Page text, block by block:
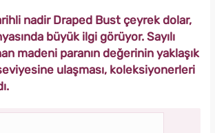
nadir Draped Bust çeyrek dolar,
büyük ilgi görüyor. Sayılı
madeni paranın değerinin yaklaşık
ulaşması, koleksiyonerleri